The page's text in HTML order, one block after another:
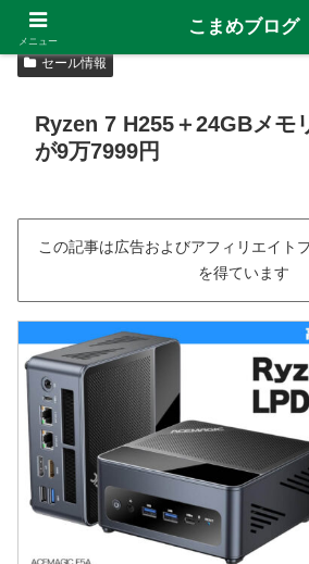
セール情報
Ryzen 7 H255＋24GBメモ
が9万7999円
この記事は広告およびアフィリエイト
を得ています
メニュー
こまめブログ